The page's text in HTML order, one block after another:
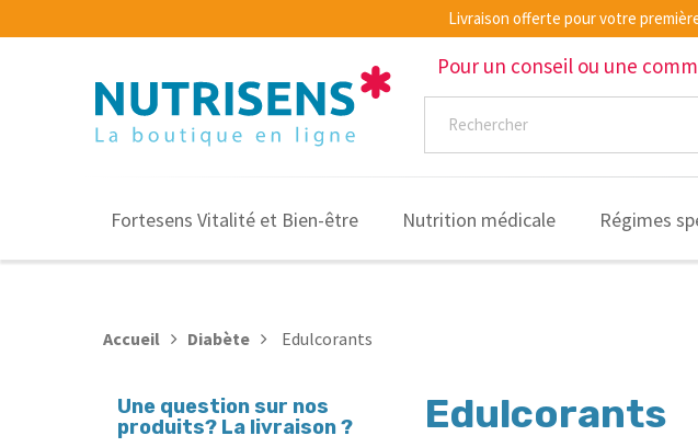
Livraison offerte pour votre
Pour un conseil ou une
Fortesens Vitalité et Bien-être Nutrition médicale Régimes
Accueil Diabète Edulcorants
Une question sur nos
produits? La livraison ?
Edulcorants